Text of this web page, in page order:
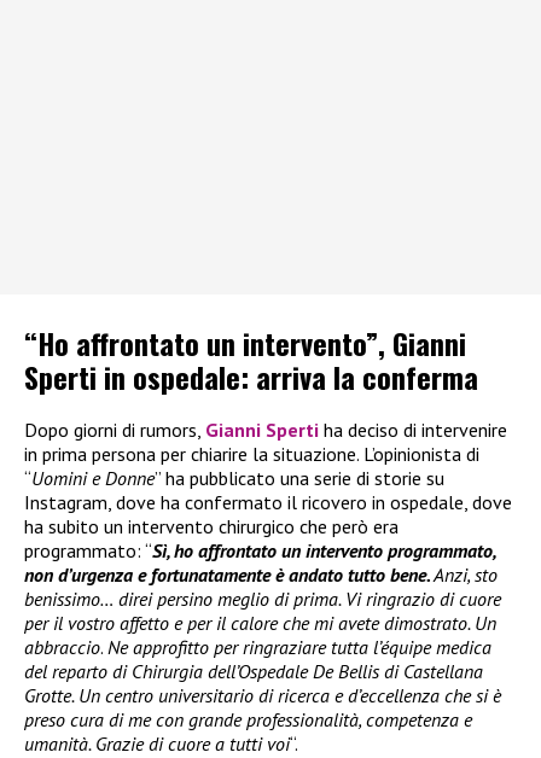
“Ho affrontato un intervento”, Gianni
Sperti in ospedale: arriva la conferma
Dopo giorni di rumors, Gianni Sperti ha deciso di intervenire
in prima persona per chiarire la situazione. L’opinionista di
“Uomini e Donne” ha pubblicato una serie di storie su
Instagram, dove ha confermato il ricovero in ospedale, dove
ha subito un intervento chirurgico che però era
programmato: “Sì, ho affrontato un intervento programmato,
non d’urgenza e fortunatamente è andato tutto bene.Anzi, sto
benissimo… direi persino meglio di prima. Vi ringrazio di cuore
per il vostro affetto e per il calore che mi avete dimostrato. Un
abbraccio. Ne approfitto per ringraziare tutta l’équipe medica
del reparto di Chirurgia dell’Ospedale De Bellis di Castellana
Grotte. Un centro universitario di ricerca e d’eccellenza che si è
preso cura di me con grande professionalità, competenza e
umanità. Grazie di cuore a tutti voi“.